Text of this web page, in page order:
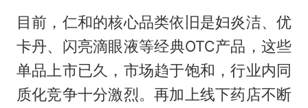
目前，仁和的核心品类依旧是妇炎洁、优
卡丹、闪亮滴眼液等经典OTC产品，这些
单品上市已久，市场趋于饱和，行业内同
质化竞争十分激烈。再加上线下药店不断